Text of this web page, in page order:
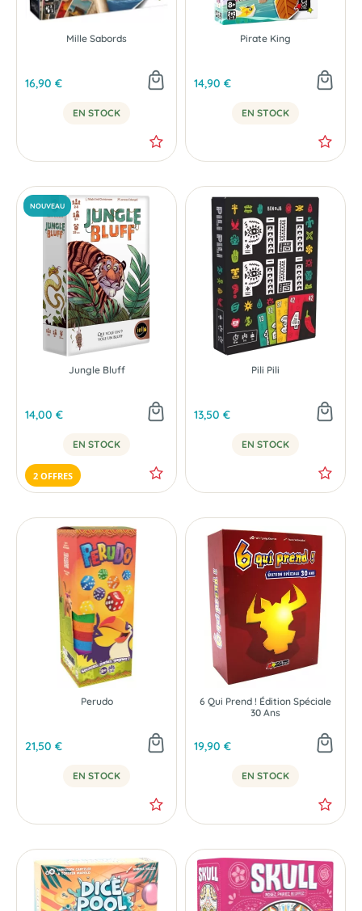
Mille Sabords
16,90 €
EN STOCK
Pirate King
14,90 €
EN STOCK
Jungle Bluff
14,00 €
EN STOCK
2 OFFRES
Pili Pili
13,50 €
EN STOCK
Perudo
21,50 €
EN STOCK
6 Qui Prend ! Édition Spéciale
30 Ans
19,90 €
EN STOCK